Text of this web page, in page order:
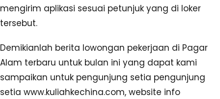
mengirim aplikasi sesuai petunjuk yang di loker
tersebut.
Demikianlah berita lowongan pekerjaan di Pagar
Alam terbaru untuk bulan ini yang dapat kami
sampaikan untuk pengunjung setia pengunjung
setia www.kuliahkechina.com, website info